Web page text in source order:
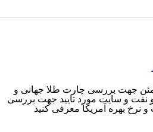
جهت بررسی چارت طلا جهانی و
نفت و سایت مورد تایید جهت بررسی
و نرخ بهره آمریکا معرفی کنید